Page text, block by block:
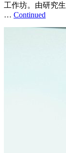
工作坊。由研究
… Continued